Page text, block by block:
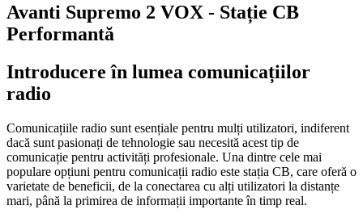
Avanti Supremo 2 VOX - Stație CB
Performantă
Introducere în lumea comunicațiilor
radio
Comunicațiile radio sunt esențiale pentru mulți utilizatori, indiferent
dacă sunt pasionați de tehnologie sau necesită acest tip de
comunicație pentru activități profesionale. Una dintre cele mai
populare opțiuni pentru comunicații radio este stația CB, care oferă o
varietate de beneficii, de la conectarea cu alți utilizatori la distanțe
mari, până la primirea de informații importante în timp real.